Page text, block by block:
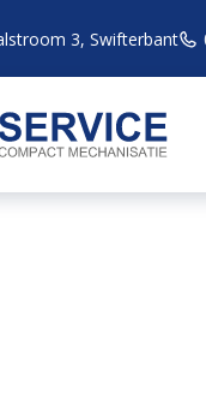
3, Swifterbant